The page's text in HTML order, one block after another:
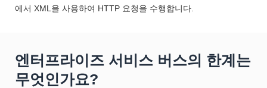
에서 XML을 사용하여 HTTP 요청을 수행합니다.
엔터프라이즈 서비스 버스의 한계는
무엇인가요?